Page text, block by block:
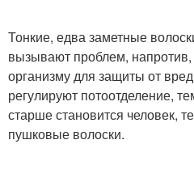
Тонкие, едва заметные
вызывают проблем,
организму для защиты от
регулируют потоотделение,
старше становится человек,
пушковые волоски.